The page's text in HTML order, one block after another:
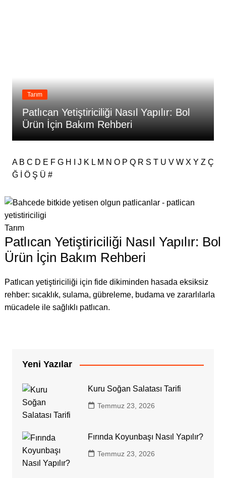
Tarım
Patlıcan Yetiştiriciliği Nasıl Yapılır: Bol
Ürün İçin Bakım Rehberi
A B C D E F G H J K L M N O P Q R S T U V W X Y Z Ç
Ğ
Ö Ş Ü #
Tarım
Patlıcan Yetiştiriciliği Nasıl Yapılır: Bol
Ürün İçin Bakım Rehberi
Patlıcan yetiştiriciliği için fide dikiminden hasada eksiksiz
rehber: sıcaklık, sulama, gübreleme, budama ve zararlılarla
mücadele ile sağlıklı patlıcan.
Yeni Yazılar
Kuru Soğan Salatası Tarifi
Temmuz 23, 2026
Fırında Koyunbaşı Nasıl Yapılır?
Temmuz 23, 2026